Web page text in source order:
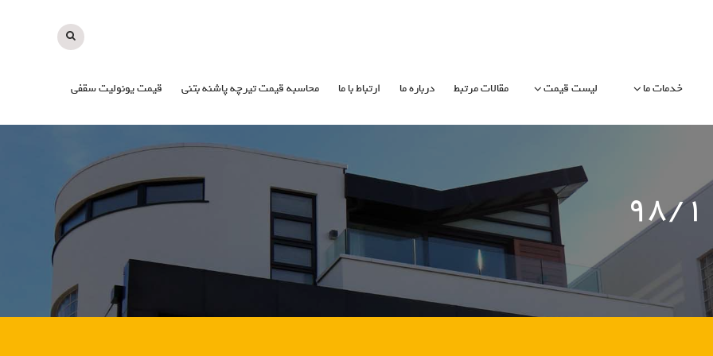
خدمات ما لیست قیمت مقالات مرتبط درباره ما ارتباط با ما محاسبه قیمت تیرچه پاشنه بتنی قیمت یونولیت سقفی